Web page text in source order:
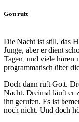
Gott ruft
Die Nacht ist still, das
Junge, aber er dient
Tagen, und viele hören
programmatisch über
Doch dann ruft Gott.
Nacht. Dreimal läuft er
ihn gerufen. Es ist
noch nicht. Und doch